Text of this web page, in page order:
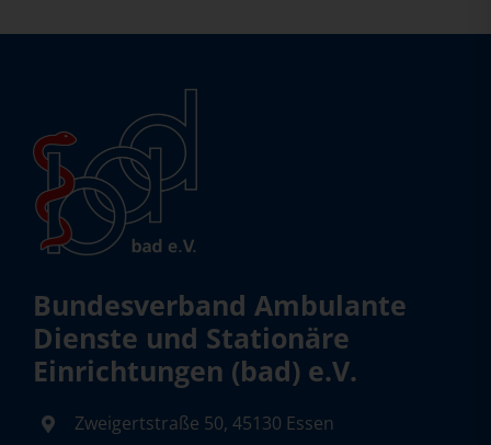
Bundesverband Ambulante
Dienste und Stationäre
Einrichtungen (bad) e.V.
Zweigertstraße 50, 45130 Essen